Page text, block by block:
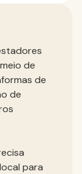
de
de
de
para